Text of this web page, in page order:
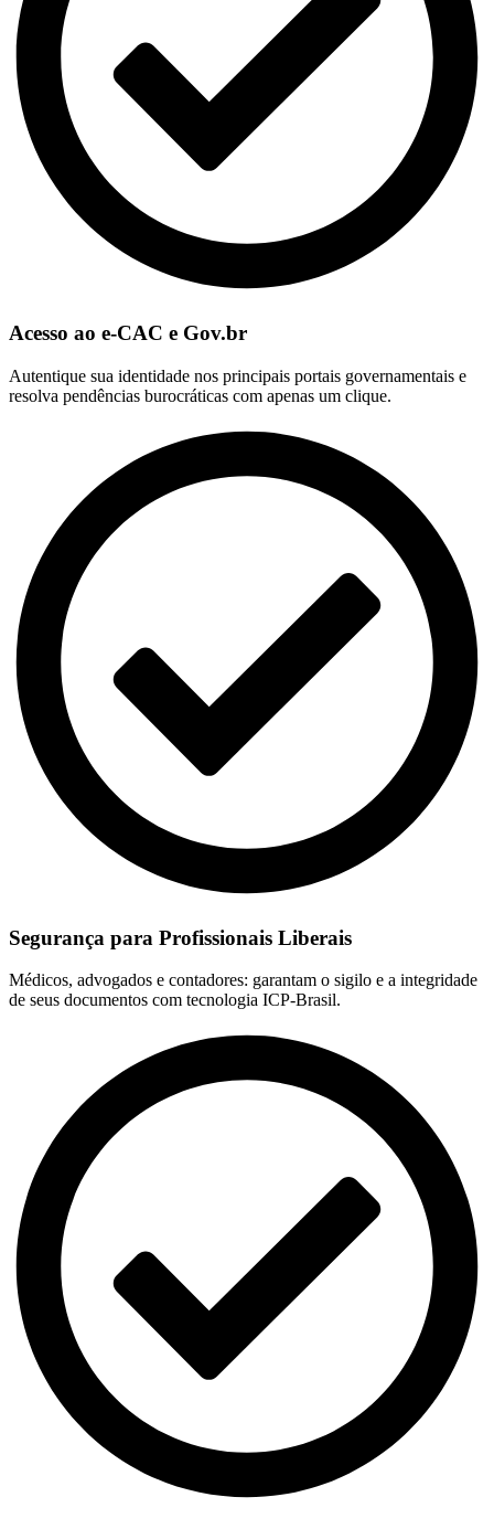
Acesso ao e-CAC e Gov.br
Autentique sua identidade nos principais portais governamentais e
resolva pendências burocráticas com apenas um clique.
Segurança para Profissionais Liberais
Médicos, advogados e contadores: garantam o sigilo e a integridade
de seus documentos com tecnologia ICP-Brasil.